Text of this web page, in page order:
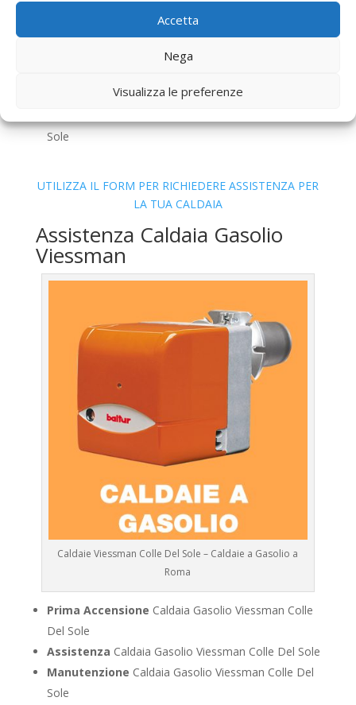
Accetta
Nega
Visualizza le preferenze
Sole
UTILIZZA IL FORM PER RICHIEDERE ASSISTENZA PER
LA TUA CALDAIA
Assistenza Caldaia Gasolio
Viessman
Caldaie Viessman Colle Del Sole – Caldaie a Gasolio a
Roma
Prima Accensione Caldaia Gasolio Viessman Colle
Del Sole
Assistenza Caldaia Gasolio Viessman Colle Del Sole
Manutenzione Caldaia Gasolio Viessman Colle Del
Sole